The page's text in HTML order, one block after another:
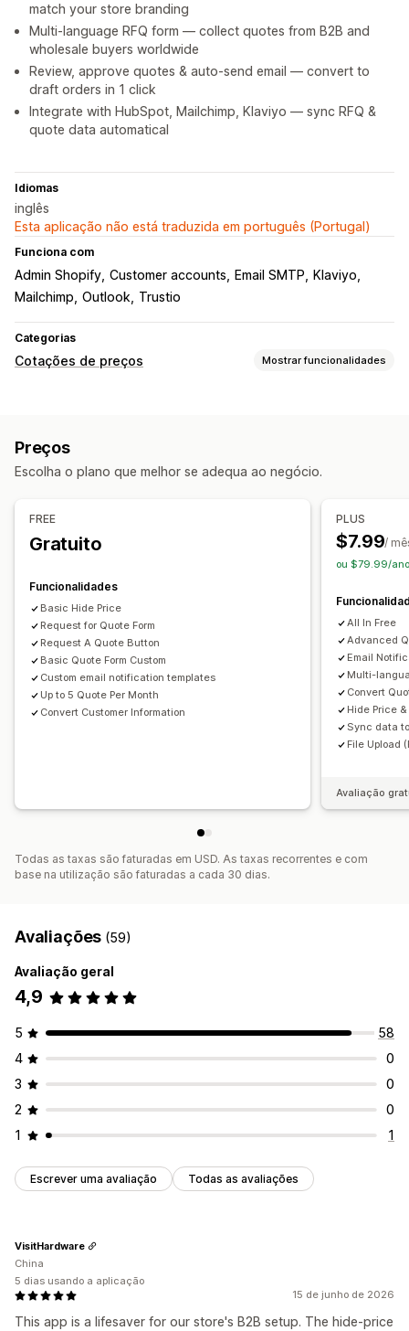
match your store branding
Multi-language RFQ form — collect quotes from B2B and
wholesale buyers worldwide
Review, approve quotes & auto-send email — convert to
draft orders in 1 click
Integrate with HubSpot, Mailchimp, Klaviyo — sync RFQ &
quote data automatical
Idiomas
inglês
Esta aplicação não está traduzida em português (Portugal)
Funciona com
Admin Shopify Customer accounts Email SMTP
Klaviyo
Mailchimp Outlook Trustio
Categorias
Cotações de preços Mostrar funcionalidades
Converter orçamento em encomenda
Notificações
Alertas de administrador
Respostas automáticas por e-mail
Modelos de e-mail
Atualizações de orçamento
Notificações por e-mail
Preços
Escolha o plano que melhor se adequa ao negócio.
FREE
Gratuito
Funcionalidades
Basic Hide Price
Request for Quote Form
Request A Quote Button
Basic Quote Form Custom
Custom email notification templates
Up to 5 Quote Per Month
Convert Customer Information
PLUS
$7.99/
ou $79.99/
All In Free
Advanced
Email
Multi-
Convert
Hide Price
Sync data
File Upload
Avaliação
Todas as taxas são faturadas em USD. As taxas recorrentes e com
base na utilização são faturadas a cada 30 dias.
Avaliações (59)
Avaliação geral
4,9
5
58
4
0
3
0
2
0
1
1
Escrever uma avaliação Todas as avaliações
15 de junho de 2026
This app is a lifesaver for our store's B2B setup. The hide-price
VisitHardware
China
5 dias usando a aplicação